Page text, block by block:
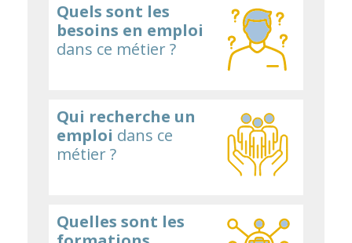
Quels sont les
besoins en emploi
dans ce métier ?
Qui recherche un
emploi dans ce
métier ?
Quelles sont les